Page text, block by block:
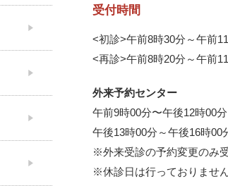
受付時間
<初診>午前8時30分～午前
<再診>午前8時20分～午前
外来予約センター
午前9時00分〜午後12時00分
午後13時00分～午後16時00
※外来受診の予約変更のみ
※休診日は行っておりませ